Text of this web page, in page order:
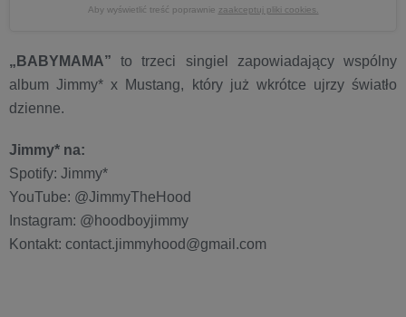
Aby wyświetlić treść poprawnie zaakceptuj pliki cookies.
„BABYMAMA” to trzeci singiel zapowiadający wspólny
album Jimmy* x Mustang, który już wkrótce ujrzy światło
dzienne.
Jimmy* na:
Spotify: Jimmy*
YouTube: @JimmyTheHood
Instagram: @hoodboyjimmy
Kontakt: contact.jimmyhood@gmail.com